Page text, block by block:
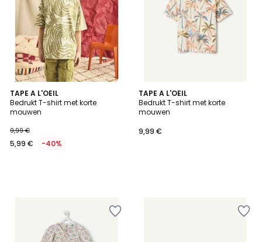
TAPE A L'OEIL
Bedrukt T-shirt met korte
mouwen
9,99 €
5,99 € -40%
TAPE A L'OEIL
Bedrukt T-shirt met korte
mouwen
9,99 €